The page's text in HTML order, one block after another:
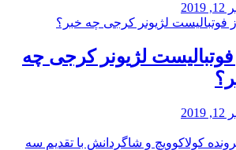
فوتبالیست لژیونر کرجی چه